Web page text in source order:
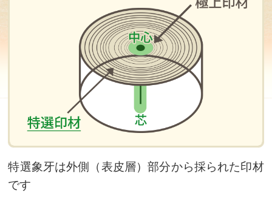
特選象牙は外側（表皮層）部分から採られた印材
です